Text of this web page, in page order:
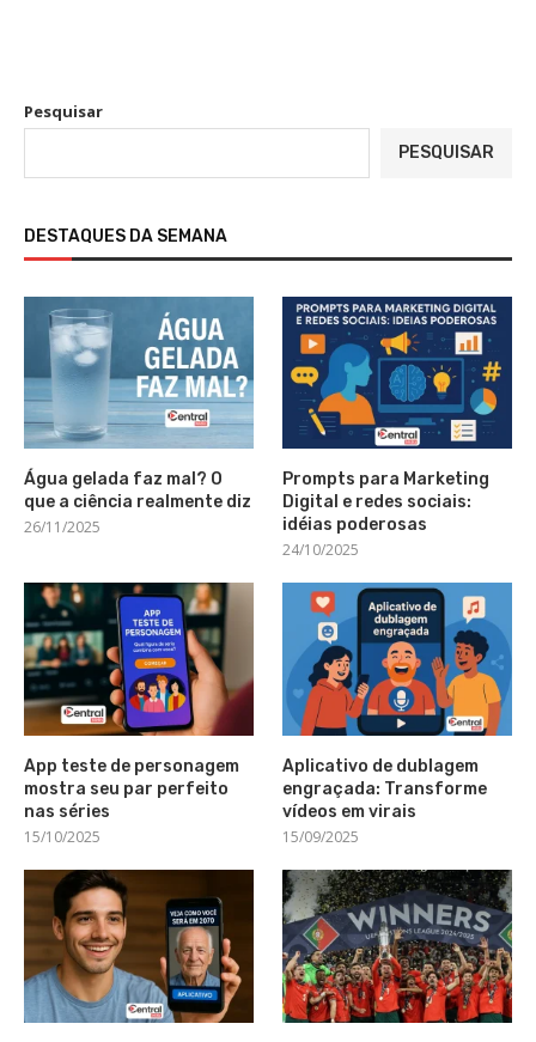
Pesquisar
PESQUISAR
DESTAQUES DA SEMANA
Água gelada faz mal? O
que a ciência realmente diz
26/11/2025
Prompts para Marketing
Digital e redes sociais:
idéias poderosas
24/10/2025
App teste de personagem
mostra seu par perfeito
nas séries
15/10/2025
Aplicativo de dublagem
engraçada: Transforme
vídeos em virais
15/09/2025